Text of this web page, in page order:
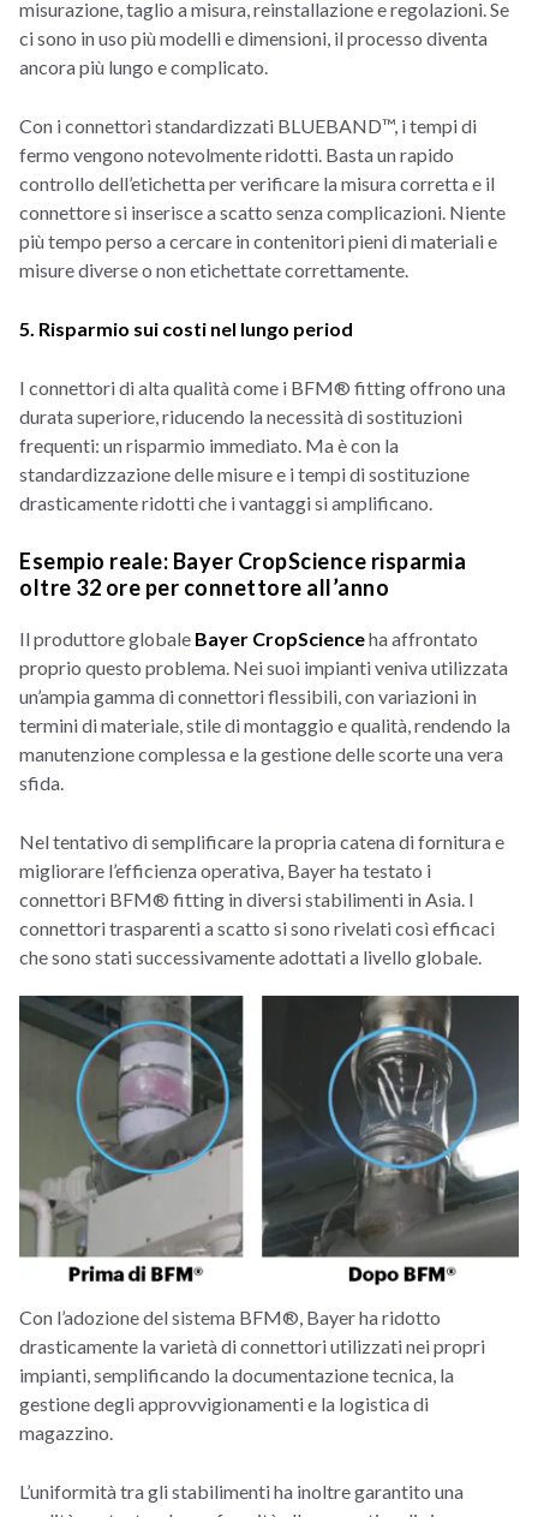
misurazione, taglio a misura, reinstallazione e regolazioni. Se
ci sono in uso più modelli e dimensioni, il processo diventa
ancora più lungo e complicato.
Con i connettori standardizzati BLUEBAND™, i tempi di
fermo vengono notevolmente ridotti. Basta un rapido
controllo dell’etichetta per verificare la misura corretta e il
connettore si inserisce a scatto senza complicazioni. Niente
più tempo perso a cercare in contenitori pieni di materiali e
misure diverse o non etichettate correttamente.
5. Risparmio sui costi nel lungo period
I connettori di alta qualità come i BFM® fitting offrono una
durata superiore, riducendo la necessità di sostituzioni
frequenti: un risparmio immediato. Ma è con la
standardizzazione delle misure e i tempi di sostituzione
drasticamente ridotti che i vantaggi si amplificano.
Esempio reale: Bayer CropScience risparmia
oltre 32 ore per connettore all’anno
Il produttore globale Bayer CropScienceha affrontato
proprio questo problema. Nei suoi impianti veniva utilizzata
un’ampia gamma di connettori flessibili, con variazioni in
termini di materiale, stile di montaggio e qualità, rendendo la
manutenzione complessa e la gestione delle scorte una vera
sfida.
Nel tentativo di semplificare la propria catena di fornitura e
migliorare l’efficienza operativa, Bayer ha testato i
connettori BFM® fitting in diversi stabilimenti in Asia. I
connettori trasparenti a scatto si sono rivelati così efficaci
che sono stati successivamente adottati a livello globale.
Con l’adozione del sistema BFM®, Bayer ha ridotto
drasticamente la varietà di connettori utilizzati nei propri
impianti, semplificando la documentazione tecnica, la
gestione degli approvvigionamenti e la logistica di
magazzino.
L’uniformità tra gli stabilimenti ha inoltre garantito una